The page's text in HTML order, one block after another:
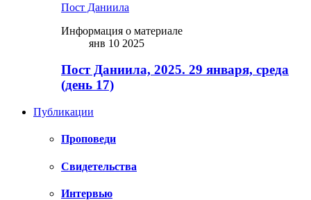
Пост Даниила
Информация о материале
янв 10 2025
Пост Даниила, 2025. 29 января, среда
(день 17)
Публикации
Проповеди
Свидетельства
Интервью